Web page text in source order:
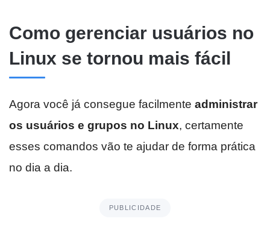
Como gerenciar usuários no
Linux se tornou mais fácil
Agora você já consegue facilmente administrar
os usuários e grupos no Linux, certamente
esses comandos vão te ajudar de forma prática
no dia a dia.
PUBLICIDADE